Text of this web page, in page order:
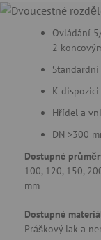
Ovládání
2
K
Hřídel a
DN >300
Dostupné
100, 120, 150,
mm
Dostupné
Práškový lak a